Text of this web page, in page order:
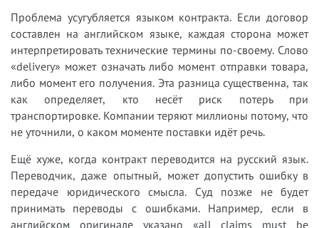
Проблема усугубляется языком контракта. Если договор
составлен на английском языке, каждая сторона может
интерпретировать технические термины по-своему. Слово
«delivery» может означать либо момент отправки товара,
либо момент его получения. Эта разница существенна, так
как определяет, кто несёт риск потерь при
транспортировке. Компании теряют миллионы потому, что
не уточнили, о каком моменте поставки идёт речь.
Ещё хуже, когда контракт переводится на русский язык.
Переводчик, даже опытный, может допустить ошибку в
передаче юридического смысла. Суд позже не будет
принимать переводы с ошибками. Например, если в
английском оригинале указано «all claims must be